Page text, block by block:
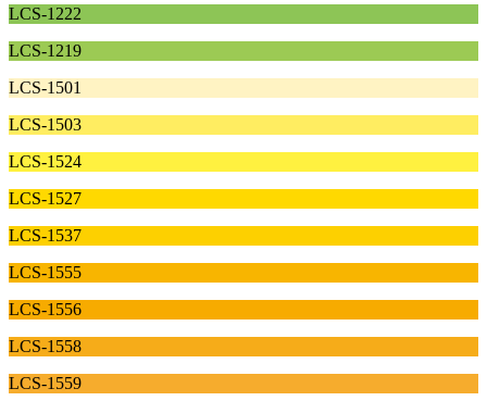
LCS-1222
LCS-1219
LCS-1501
LCS-1503
LCS-1524
LCS-1527
LCS-1537
LCS-1555
LCS-1556
LCS-1558
LCS-1559